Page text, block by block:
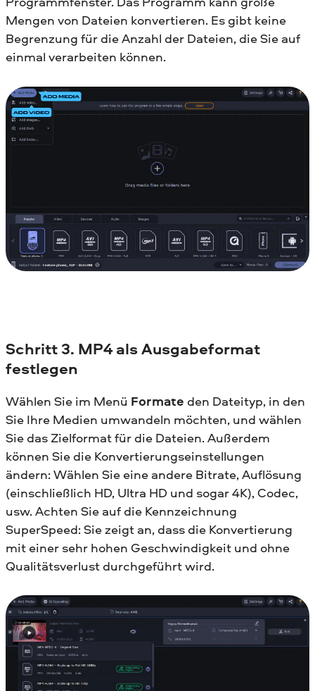
Mengen von Dateien konvertieren. Es gibt keine
Begrenzung für die Anzahl der Dateien, die Sie auf
einmal verarbeiten können.
Schritt 3. MP4 als Ausgabeformat
festlegen
Wählen Sie im Menü Formate den Dateityp, in den
Sie Ihre Medien umwandeln möchten, und wählen
Sie das Zielformat für die Dateien. Außerdem
können Sie die Konvertierungseinstellungen
ändern: Wählen Sie eine andere Bitrate, Auflösung
(einschließlich HD, Ultra HD und sogar 4K), Codec,
usw. Achten Sie auf die Kennzeichnung
SuperSpeed: Sie zeigt an, dass die Konvertierung
mit einer sehr hohen Geschwindigkeit und ohne
Qualitätsverlust durchgeführt wird.